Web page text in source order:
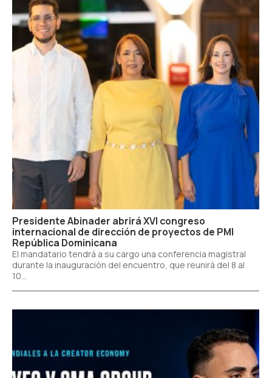
Presidente Abinader abrirá XVI congreso
internacional de dirección de proyectos de PMI
República Dominicana
El mandatario tendrá a su cargo una conferencia magistral
durante la inauguración del encuentro, que reunirá del 8 al
10...